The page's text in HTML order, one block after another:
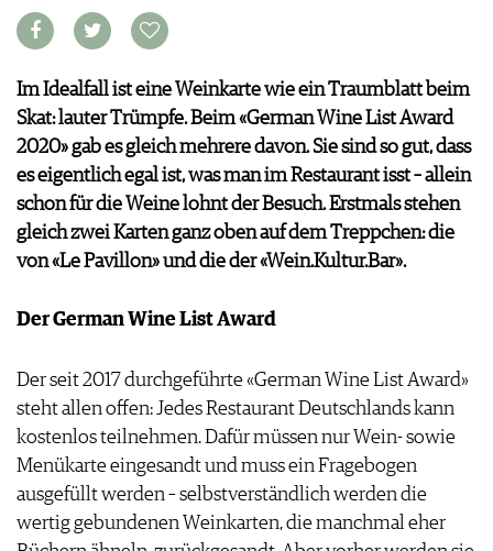
VORTEILSWELT
VIDEOS
BILDSTRECKEN
BÜCHER
NEWS
WEINWIRTSCHAFT
WEINSZENE
PORTRAITS
VINOPHILES
ARCHIV
ANMELDEN
AWARDS
VORTEILSWELT
JOBS
WERBUNG
Im Idealfall ist eine Weinkarte wie ein Traumblatt beim
Skat: lauter Trümpfe. Beim «German Wine List Award
2020» gab es gleich mehrere davon. Sie sind so gut, dass
es eigentlich egal ist, was man im Restaurant isst – allein
schon für die Weine lohnt der Besuch. Erstmals stehen
gleich zwei Karten ganz oben auf dem Treppchen: die
von «Le Pavillon» und die der «Wein.Kultur.Bar».
Der German Wine List Award
Der seit 2017 durchgeführte «German Wine List Award»
steht allen offen: Jedes Restaurant Deutschlands kann
kostenlos teilnehmen. Dafür müssen nur Wein- sowie
Menükarte eingesandt und muss ein Fragebogen
ausgefüllt werden – selbstverständlich werden die
wertig gebundenen Weinkarten, die manchmal eher